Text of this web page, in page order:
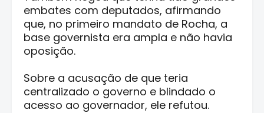
embates com deputados, afirmando
que, no primeiro mandato de Rocha, a
base governista era ampla e não havia
oposição.
Sobre a acusação de que teria
centralizado o governo e blindado o
acesso ao governador, ele refutou.